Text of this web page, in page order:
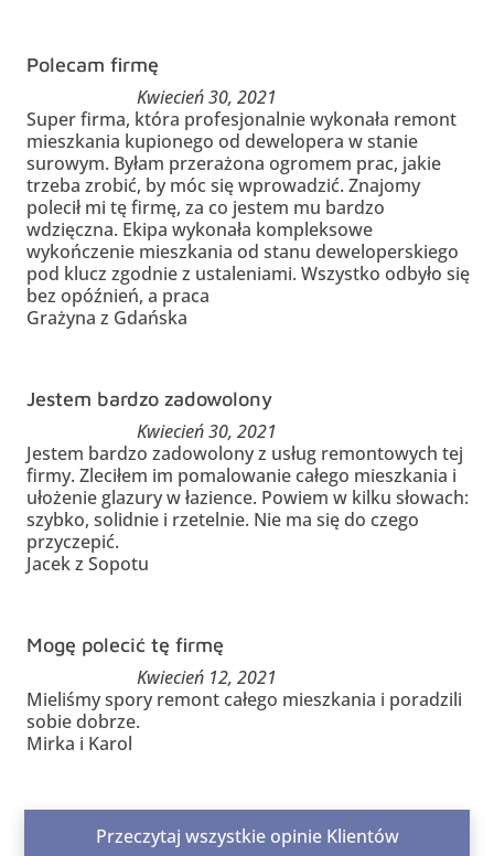
Polecam firmę
Kwiecień 30, 2021
Super firma, która profesjonalnie wykonała remont
mieszkania kupionego od dewelopera w stanie
surowym. Byłam przerażona ogromem prac, jakie
trzeba zrobić, by móc się wprowadzić. Znajomy
polecił mi tę firmę, za co jestem mu bardzo
wdzięczna. Ekipa wykonała kompleksowe
wykończenie mieszkania od stanu deweloperskiego
pod klucz zgodnie z ustaleniami. Wszystko odbyło się
bez opóźnień, a praca
Grażyna z Gdańska
Jestem bardzo zadowolony
Kwiecień 30, 2021
Jestem bardzo zadowolony z usług remontowych tej
firmy. Zleciłem im pomalowanie całego mieszkania i
ułożenie glazury w łazience. Powiem w kilku słowach:
szybko, solidnie i rzetelnie. Nie ma się do czego
przyczepić.
Jacek z Sopotu
Mogę polecić tę firmę
Kwiecień 12, 2021
Mieliśmy spory remont całego mieszkania i poradzili
sobie dobrze.
Mirka i Karol
Przeczytaj wszystkie opinie Klientów